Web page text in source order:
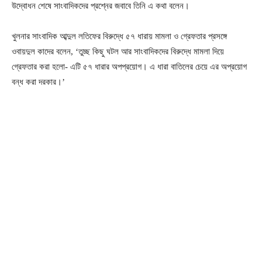
উদ্বোধন শেষে সাংবাদিকদের প্রশ্নের জবাবে তিনি এ কথা বলেন।
খুলনার সাংবাদিক আব্দুল লতিফের বিরুদ্ধে ৫৭ ধারায় মামলা ও গ্রেফতার প্রসঙ্গে
ওবায়দুল কাদের বলেন, ‘তুচ্ছ কিছু ঘটল আর সাংবাদিকদের বিরুদ্ধে মামলা দিয়ে
গ্রেফতার করা হলো- এটি ৫৭ ধারার অপপ্রয়োগ। এ ধারা বাতিলের চেয়ে এর অপ্রয়োগ
বন্ধ করা দরকার।’